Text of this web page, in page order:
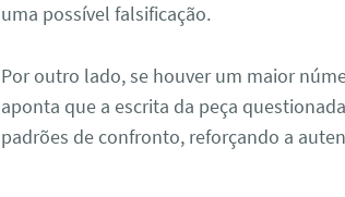
uma possível falsificação.
Por outro lado, se houver um maior
aponta que a escrita da peça
padrões de confronto, reforçando a